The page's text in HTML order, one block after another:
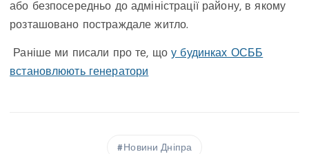
або безпосередньо до адміністрації району, в якому
розташовано постраждале житло.
Раніше ми писали про те, щоу будинках ОСББ
встановлюють генератори
Новини Дніпра